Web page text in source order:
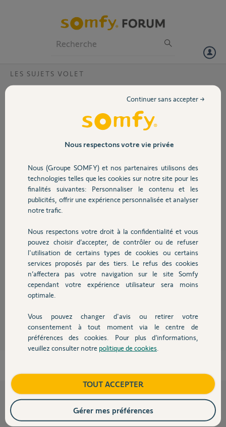
Volet
Sécurité
Domotique
Chauffage
Autres produits
Devis avec un pro
Contact
LES SUJETS VOLET
Volet roulant radio et kit connectivitè
Est ce que le kit de connectivity somfy est compatible avec des volets
roulants radio à commande rts situo ?
Dominique D.
il y a plus d'un an
Participer au fil de discussion
Réponses
Bonjour
Oui pas de soucis.
Questions liées
Nous respectons votre vie privée
Nous (Groupe SOMFY) et nos partenaires utilisons des
technologies telles que les cookies sur notre site pour les
finalités suivantes: Personnaliser le contenu et les
publicités, offrir une expérience personnalisée et analyser
notre trafic.
Nous respectons votre droit à la confidentialité et vous
pouvez choisir d’accepter, de contrôler ou de refuser
l'utilisation de certains types de cookies ou certains
services proposés par des tiers. Le refus des cookies
n’affectera pas votre navigation sur le site Somfy
cependant votre expérience utilisateur sera moins
optimale.
Vous pouvez changer d'avis ou retirer votre
consentement à tout moment via le centre de
préférences des cookies. Pour plus d’informations,
veuillez consulter notre politique de cookies
Continuer sans accepter →
TOUT ACCEPTER
Gérer mes préférences